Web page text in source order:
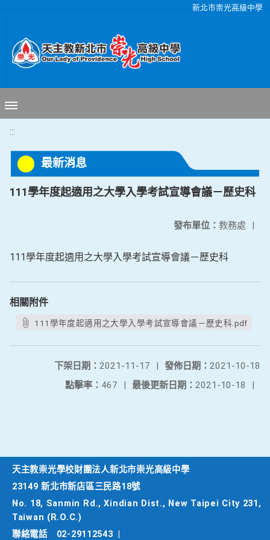
新北市崇光高級中學
:::
最新消息
111學年度起適用之大學入學考試宣導會議－歷史科
發布單位： 教務處 |
111學年度起適用之大學入學考試宣導會議－歷史科
相關附件
111學年度起適用之大學入學考試宣導會議－歷史科.pdf
發佈日期： 2021-10-18
下架日期： 2021-11-17
|
最後更新日期： 2021-10-18 |
點擊率： 467 |
天主教崇光學校財團法人新北市崇光高級中學
23149 新北市新店區三民路18號
No. 18, Sanmin Rd., Xindian Dist., New Taipei City 231,
Taiwan (R.O.C.)
聯絡電話
02-29112543